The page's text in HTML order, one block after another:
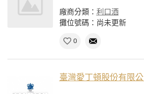
廠商分類： 利口酒
攤位號碼：尚未更新
0
臺灣愛丁頓股份有限公